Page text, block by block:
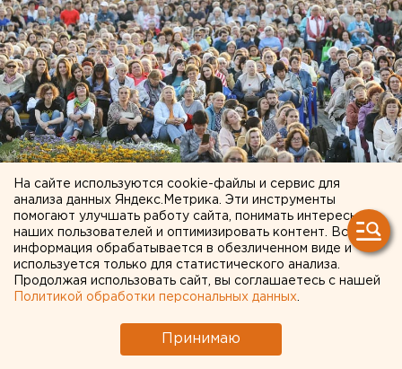
© Антон Гуськов
Все водители «Яндекс. Такси» в Екатеринбурге
каждое утро выстраиваются в очередь на
дезинфекцию. Как рассказали ЕАН таксисты, с 8:00
и до 14:00 каждый день им нужно посещать пункт
обработки салона машины. Таких точек в городе
На сайте используются cookie-файлы и сервис для
анализа данных Яндекс.Метрика. Эти инструменты
помогают улучшать работу сайта, понимать интересы
наших пользователей и оптимизировать контент. Вся
информация обрабатывается в обезличенном виде и
используется только для статистического анализа.
Продолжая использовать сайт, вы соглашаетесь с нашей
Политикой обработки персональных данных
Принимаю